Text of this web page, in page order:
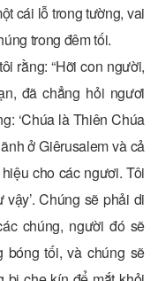
cái lỗ trong tường, vai
trong đêm tối.
rằng: “Hỡi con người,
đã chẳng hỏi ngươi
‘Chúa là Thiên Chúa
ở Giêrusalem và cả
cho các ngươi. Tôi
Chúng sẽ phải di
chúng, người đó sẽ
bóng tối, và chúng sẽ